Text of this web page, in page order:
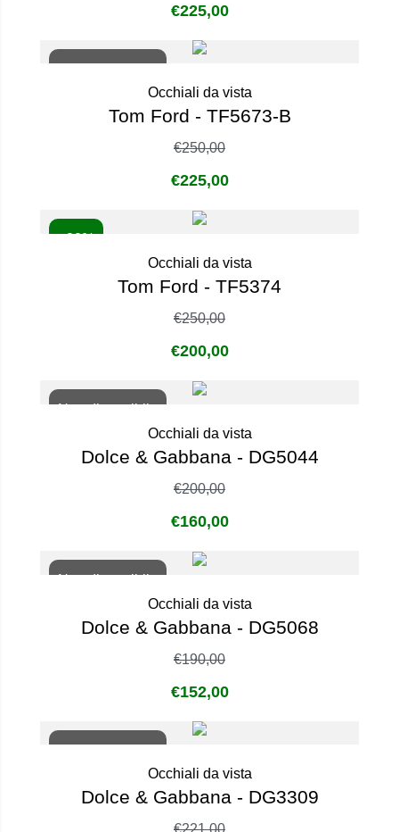
€225,00
Occhiali da vista
Tom Ford - TF5673-B
€250,00
€225,00
- 20%
Occhiali da vista
Tom Ford - TF5374
€250,00
€200,00
Non disponibile
Occhiali da vista
Dolce & Gabbana - DG5044
€200,00
€160,00
Non disponibile
Occhiali da vista
Dolce & Gabbana - DG5068
€190,00
€152,00
Occhiali da vista
Dolce & Gabbana - DG3309